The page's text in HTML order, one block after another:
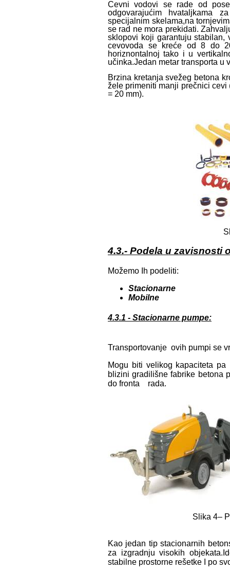
Cevni vodovi se rade od
odgovarajućim hvataljkama
specijalnim skelama,na
se rad ne mora prekidati.
sklopovi koji garantuju stabilan,
cevovoda se kreće od 8 do
horiznontalnoj tako i u
učinka.Jedan metar transporta u
Brzina kretanja svežeg betona
žele primeniti manji prečnici
= 20 mm).
4.3.- Podela u zavisnosti
Možemo Ih podeliti:
Stacionarne
Mobilne
4.3.1 - Stacionarne pumpe:
Transportovanje ovih pumpi se
Mogu biti velikog kapaciteta
blizini gradilišne fabrike betona
do fronta rada.
Slika 4–
Kao jedan tip stacionarnih
za izgradnju visokih
stabilne prostorne rešetke I po